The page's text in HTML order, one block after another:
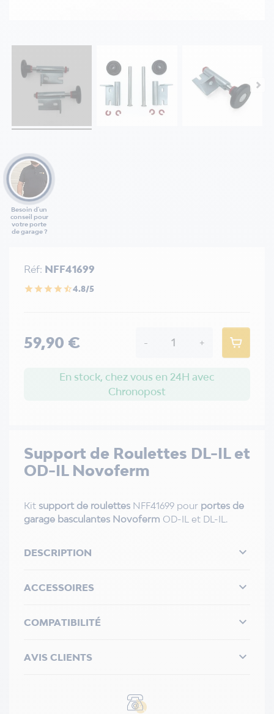
Besoin d'un
conseil pour
votre porte
de garage ?
Support de Roulettes DL-IL et
OD-IL Novoferm
Kit support de roulettes NFF41699 pour portes de
garage basculantes Novoferm OD-IL et DL-IL.
DESCRIPTION 
ACCESSOIRES 
COMPATIBILITÉ 
AVIS CLIENTS 
Réf: NFF41699
star star star star star_half4.8/5
59,90 € - +
En stock, chez vous en 24H avec
Chronopost